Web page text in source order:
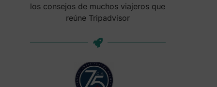
los consejos de muchos viajeros que
reúne Tripadvisor